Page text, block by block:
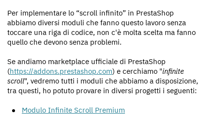
Per implementare lo “scroll infinito” in PrestaShop
abbiamo diversi moduli che fanno questo lavoro senza
toccare una riga di codice, non c'è molta scelta ma fanno
quello che devono senza problemi.
Se andiamo marketplace ufficiale di PrestaShop
(https://addons.prestashop.com) e cerchiamo "infinite
scroll", vedremo tutti i moduli che abbiamo a disposizione,
tra questi, ho potuto provare in diversi progetti i seguenti:
Modulo Infinite Scroll Premium